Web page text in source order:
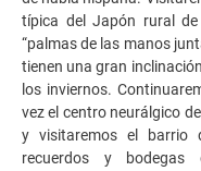
típica del Japón rural
“palmas de las manos
tienen una gran
los inviernos.
vez el centro neurálgico
y visitaremos el barrio
recuerdos y bodegas